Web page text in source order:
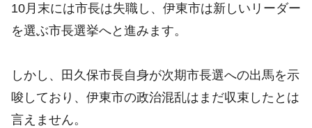
10月末には市長は失職し、伊東市は新しいリーダー
を選ぶ市長選挙へと進みます。
しかし、田久保市長自身が次期市長選への出馬を示
唆しており、伊東市の政治混乱はまだ収束したとは
言えません。